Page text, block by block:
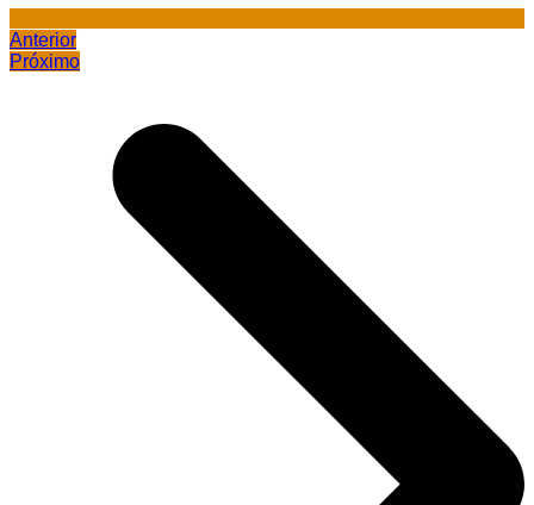
Anterior
Próximo